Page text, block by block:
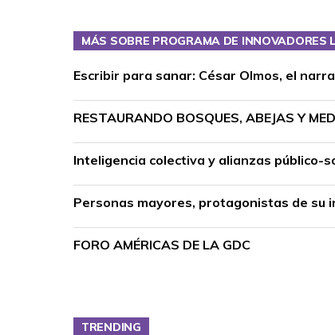
MÁS SOBRE PROGRAMA DE INNOVADORES
Escribir para sanar: César Olmos, el
RESTAURANDO BOSQUES, ABEJAS Y
Inteligencia colectiva y alianzas
Personas mayores, protagonistas de su
FORO AMÉRICAS DE LA GDC
TRENDING